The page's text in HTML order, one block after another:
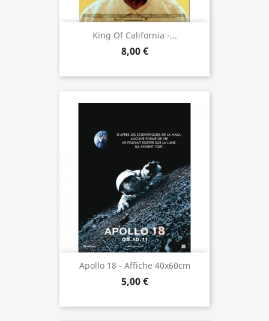
King Of California -...
8,00 €
Apollo 18 - Affiche 40x60cm
5,00 €